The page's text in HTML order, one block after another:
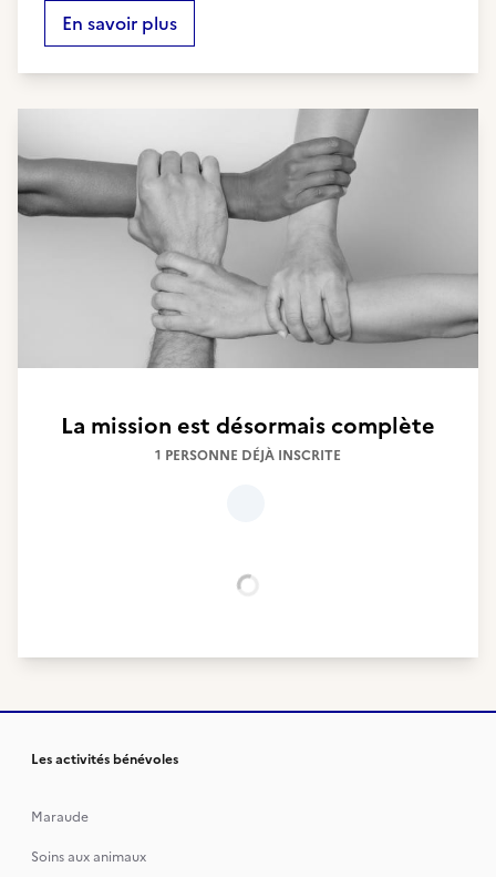
En savoir plus
La mission est désormais complète
1 PERSONNE DÉJÀ INSCRITE
Les activités bénévoles
Maraude
Soins aux animaux